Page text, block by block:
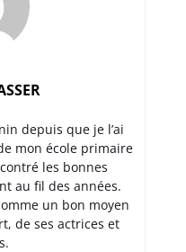
depuis que je l’ai
mon école primaire
les bonnes
au fil des années.
un bon moyen
de ses actrices et